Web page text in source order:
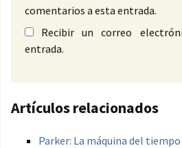
comentarios a esta entrada.
Recibir un correo
entrada.
Artículos relacionados
Parker: La máquina del tiempo